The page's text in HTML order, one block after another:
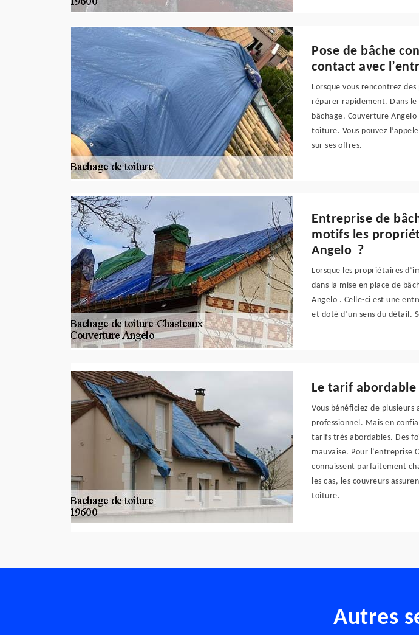
Pose de bâche
contact avec
Lorsque vous rencontrez
réparer rapidement. Dans le
bâchage. Couverture
toiture. Vous pouvez
sur ses offres.
Entreprise de
motifs les
Angelo ?
Lorsque les propriétaires
dans la mise en place de
Angelo . Celle-ci est une
et doté d’un sens du détail.
Le tarif
Vous bénéficiez de
professionnel. Mais en
tarifs très abordables. Des
mauvaise. Pour l’entreprise
connaissent parfaitement
les cas, les couvreurs
toiture.
Autres